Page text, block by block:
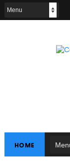
HOME